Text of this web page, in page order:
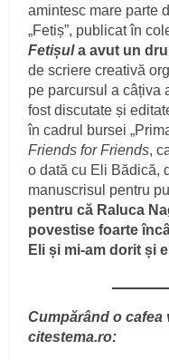
amintesc mare parte
„Fetiș”, publicat în
Fetișula avut un
de scriere creativă
pe parcursul a câțiva
fost discutate și
în cadrul bursei
Friends for Friends,
o dată cu Eli Bădică,
manuscrisul pentru
pentru că Raluca
povestise foarte
Eli și mi-am dorit și
Cumpărând o
citestema.ro: